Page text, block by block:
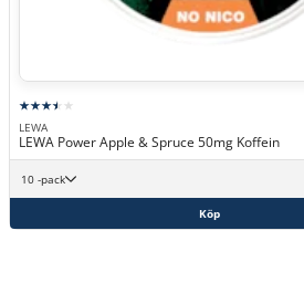
LEWA
LEWA Power Apple & Spruce 50mg Koffein
10 -pack
Köp